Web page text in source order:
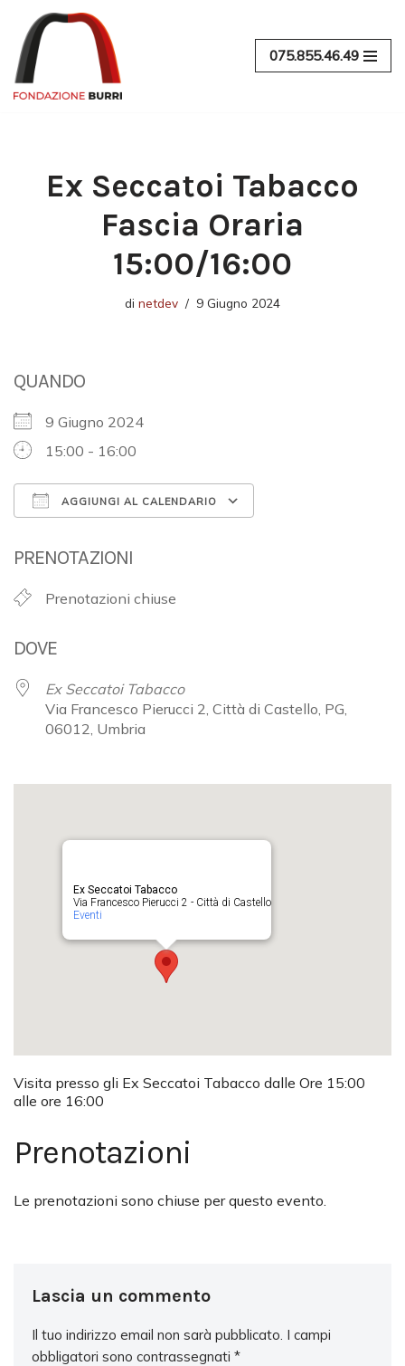
Vai
al
contenuto
075.855.46.49
Ex Seccatoi Tabacco
Fascia Oraria
15:00/16:00
di netdev 9 Giugno 2024
QUANDO
9 Giugno 2024
15:00 - 16:00
AGGIUNGI AL CALENDARIO
PRENOTAZIONI
Prenotazioni chiuse
DOVE
Ex Seccatoi Tabacco
Via Francesco Pierucci 2, Città di Castello, PG,
06012, Umbria
Ex Seccatoi Tabacco
Via Francesco Pierucci 2 - Città di Castello
Eventi
Visita presso gli Ex Seccatoi Tabacco dalle Ore 15:00
alle ore 16:00
Prenotazioni
Le prenotazioni sono chiuse per questo evento.
Lascia un commento
Il tuo indirizzo email non sarà pubblicato. I campi
obbligatori sono contrassegnati *